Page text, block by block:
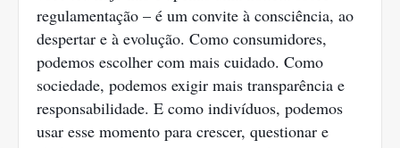
regulamentação – é um convite à consciência, ao
despertar e à evolução. Como consumidores,
podemos escolher com mais cuidado. Como
sociedade, podemos exigir mais transparência e
responsabilidade. E como indivíduos, podemos
usar esse momento para crescer, questionar e